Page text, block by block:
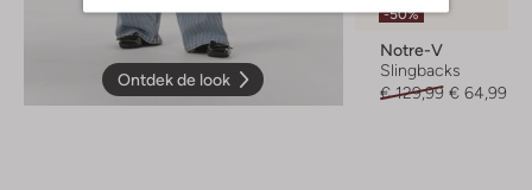
Ontdek de look
-50%
Notre-V
Slingbacks
€ 129,99 € 64,99